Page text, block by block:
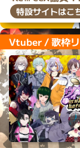
特設サイトはこ
Vtuber / 歌枠